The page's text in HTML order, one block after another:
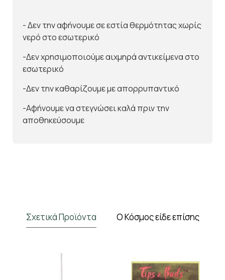
- Δεν την αφήνουμε σε εστία θερμότητας χωρίς
νερό στο εσωτερικό
-Δεν χρησιμοποιούμε αιχμηρά αντικείμενα στο
εσωτερικό
-Δεν την καθαρίζουμε με απορρυπαντικό
-Αφήνουμε να στεγνώσει καλά πριν την
αποθηκεύσουμε
Σχετικά Προϊόντα Ο Κόσμος είδε επίσης